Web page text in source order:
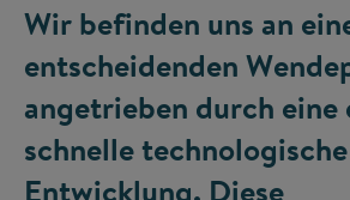
Wir befinden uns an
entscheidenden
angetrieben durch
schnelle technologische
Entwicklung. Diese